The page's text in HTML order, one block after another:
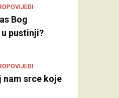
Bog
pustinji?
nam srce koje